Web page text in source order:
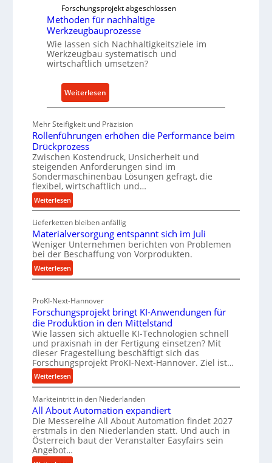
e
r
h
r
t
A
a
f
o
n
I
u
s
t
r
e
E
r
s
a
t
t
e
i
l
e
Forschungsprojekt abgeschlossen
Methoden für nachhaltige
Werkzeugbauprozesse
Wie lassen sich Nachhaltigkeitsziele im
Werkzeugbau systematisch und
wirtschaftlich umsetzen?
Weiterlesen
M
t
o
d
e
ü
r
n
a
h
a
l
t
i
g
W
e
r
k
z
Mehr Steifigkeit und Präzision
Rollenführungen erhöhen die Performance beim
Drückprozess
Zwischen Kostendruck, Unsicherheit und
steigenden Anforderungen sind im
Sondermaschinenbau Lösungen gefragt, die
flexibel, wirtschaftlich und…
Weiterlesen:
R
o
l
l
e
n
f
h
r
u
n
g
e
n
e
ö
h
e
n
Lieferketten bleiben anfällig
Materialversorgung entspannt sich im Juli
Weniger Unternehmen berichten von Problemen
bei der Beschaffung von Vorprodukten.
Weiterlesen:
M
t
e
r
i
a
l
v
e
r
g
u
ProKI-Next-Hannover
Forschungsprojekt bringt KI-Anwendungen für
die Produktion in den Mittelstand
Wie lassen sich aktuelle KI-Technologien schnell
und praxisnah in der Fertigung einsetzen? Mit
dieser Fragestellung beschäftigt sich das
Forschungsprojekt ProKI-Next-Hannover. Ziel ist…
Weiterlesen:
F
o
r
s
c
h
u
Markteintritt in den Niederlanden
All About Automation expandiert
Die Messereihe All About Automation findet 2027
erstmals in den Niederlanden statt. Und auch in
Österreich baut der Veranstalter Easyfairs sein
Angebot…